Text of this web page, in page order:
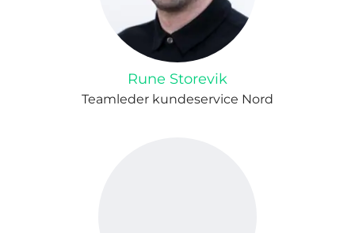
Rune Storevik
Teamleder kundeservice Nord